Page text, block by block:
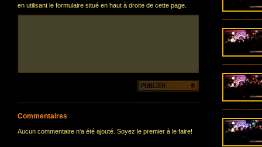
en utilisant le formulaire situé en haut à droite de cette page.
Commentaires
Aucun commentaire n'a été ajouté. Soyez le premier à le faire!